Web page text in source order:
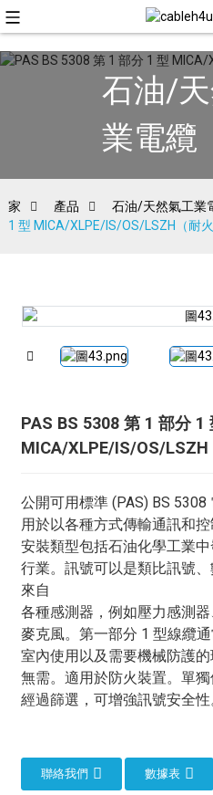
石油/
業電纜
家 產品 石油/天然氣工業
1 型 MICA/XLPE/IS/OS/LSZH（耐火
PAS BS 5308 第 1 部分 1
MICA/XLPE/IS/OS/LSZH
公開可用標準 (PAS) BS 5308
用於以各種方式傳輸通訊和
安裝類型包括石油化學工業中
行業。訊號可以是類比訊號
來自
各種感測器，例如壓力感測
麥克風。第一部分 1 型線纜
室內使用以及需要機械防護的
無需。適用於防火裝置。單獨
經過篩選，可增強訊號安全性
聯絡我們 數據表